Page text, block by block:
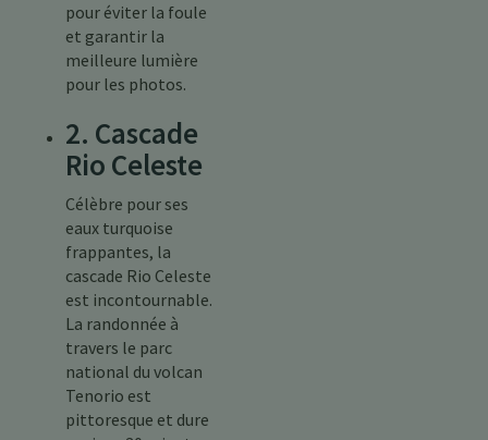
pour éviter la foule
et garantir la
meilleure lumière
pour les photos.
2. Cascade
Rio Celeste
Célèbre pour ses
eaux turquoise
frappantes, la
cascade Rio Celeste
est incontournable.
La randonnée à
travers le parc
national du volcan
Tenorio est
pittoresque et dure